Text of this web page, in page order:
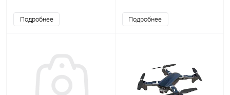
Подробнее Подробнее